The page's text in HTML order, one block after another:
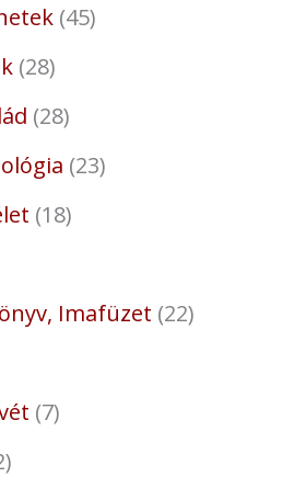
45
28
28
23
18
Imafüzet 22
7